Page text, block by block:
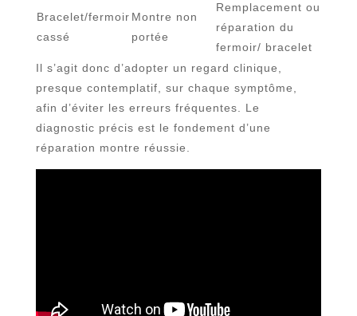
Bracelet/fermoir
cassé
Montre non
portée
Remplacement ou
réparation du
fermoir/ bracelet
Il s’agit donc d’adopter un regard clinique,
presque contemplatif, sur chaque symptôme,
afin d’éviter les erreurs fréquentes. Le
diagnostic précis est le fondement d’une
réparation montre réussie.